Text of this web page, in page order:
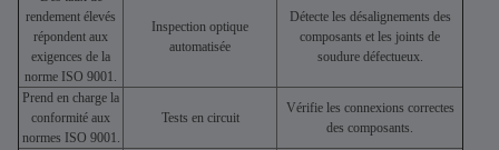
rendement élevés
répondent aux
exigences de la
norme ISO 9001.
Inspection optique
automatisée
Détecte les désalignements des
composants et les joints de
soudure défectueux.
Prend en charge la
conformité aux
normes ISO 9001.
Tests en circuit
Vérifie les connexions correctes
des composants.